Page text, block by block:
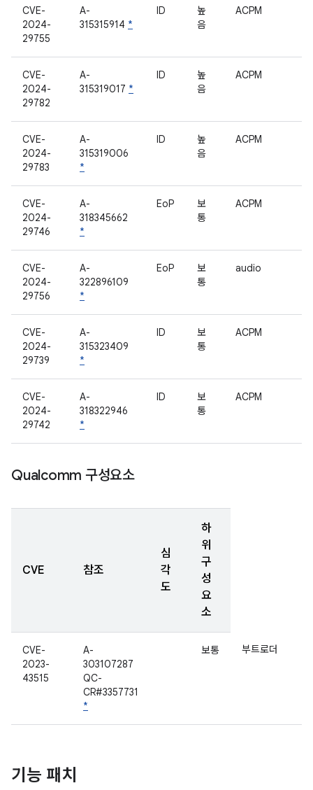
CVE-
2024-
29755
A-
315315914 *
ID
높
음
ACPM
CVE-
2024-
29782
A-
315319017 *
ID
높
음
ACPM
CVE-
2024-
29783
A-
315319006
*
ID
높
음
ACPM
CVE-
2024-
29746
A-
318345662
*
EoP
보
통
ACPM
CVE-
2024-
29756
A-
322896109
*
EoP
보
통
audio
CVE-
2024-
29739
A-
315323409
*
ID
보
통
ACPM
CVE-
2024-
29742
A-
318322946
*
ID
보
통
ACPM
Qualcomm 구성요소
CVE 참조
심
각
도
하
위
구
성
요
소
CVE-
2023-
43515
A-
303107287
QC-
CR#3357731
*
보통 부트로더
기능 패치